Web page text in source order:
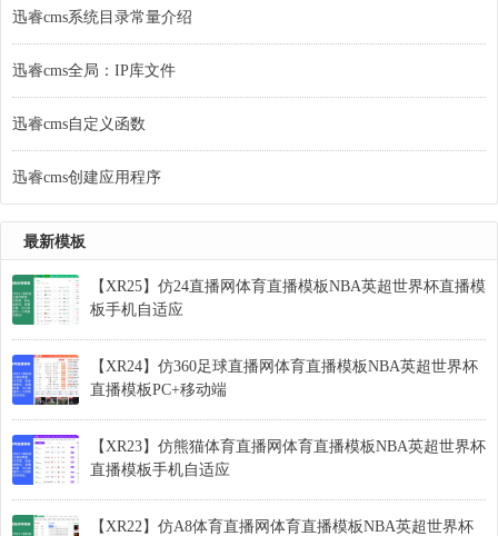
迅睿cms系统目录常量介绍
迅睿cms全局：IP库文件
迅睿cms自定义函数
迅睿cms创建应用程序
最新模板
【XR25】仿24直播网体育直播模板NBA英超世界杯直播模
板手机自适应
【XR24】仿360足球直播网体育直播模板NBA英超世界杯
直播模板PC+移动端
【XR23】仿熊猫体育直播网体育直播模板NBA英超世界杯
直播模板手机自适应
【XR22】仿A8体育直播网体育直播模板NBA英超世界杯